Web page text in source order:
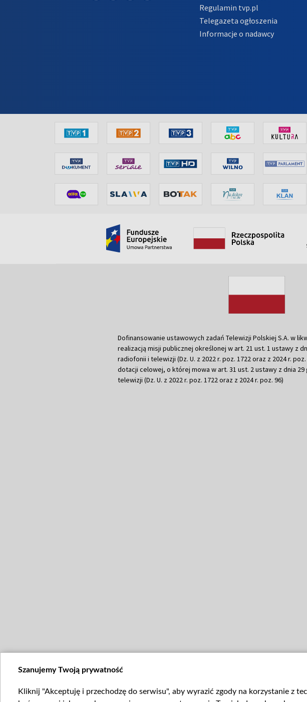
Regulamin tvp.pl
Telegazeta ogłoszenia
Informacje o nadawcy
Dofinansowanie ustawowych zadań Telewizji Polskiej S.A. w
realizacją misji publicznej określonej w art. 21 ust. 1 ustawy z
radiofonii i telewizji (Dz. U. z 2022 r. poz. 1722 oraz z 2024 r.
dotacji celowej, o której mowa w art. 31 ust. 2 ustawy z dnia 29
telewizji (Dz. U. z 2022 r. poz. 1722 oraz z 2024 r. poz. 96)
Szanujemy Twoją prywatność
Kliknij "Akceptuję i przechodzę do serwisu", aby wyrazić zgody na korzystanie z